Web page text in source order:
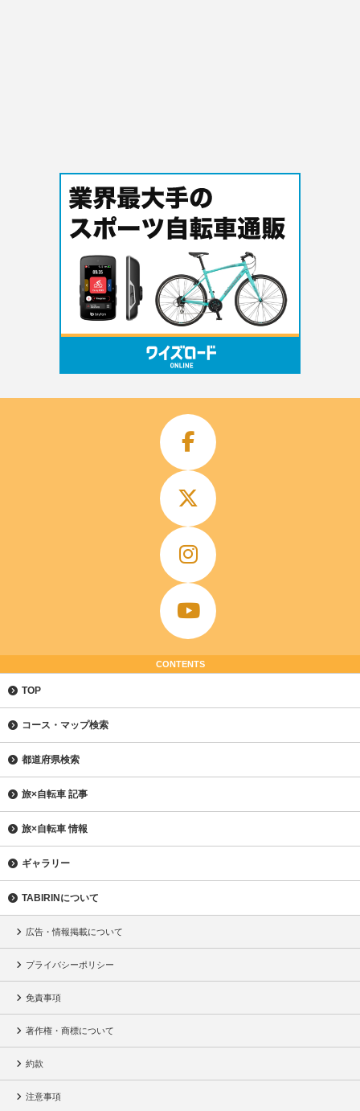
CONTENTS
TOP
コース・マップ検索
都道府県検索
旅×自転車 記事
旅×自転車 情報
ギャラリー
TABIRINについて
広告・情報掲載について
プライバシーポリシー
免責事項
著作権・商標について
約款
注意事項